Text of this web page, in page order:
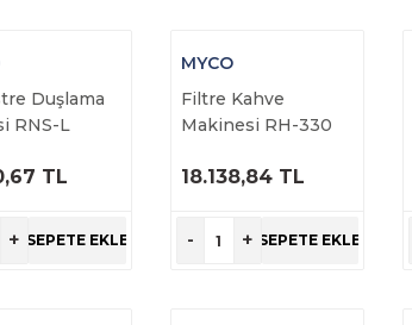
Duşlama
RNS-L
TL
+ SEPETE EKLE
MYCO
Filtre Kahve
Makinesi RH-330
18.138,84 TL
- + SEPETE EKLE